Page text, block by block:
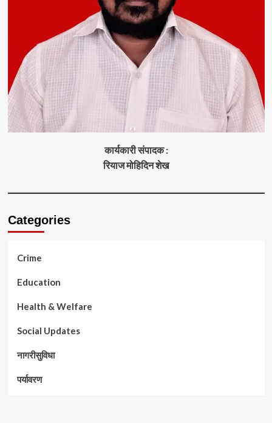
कार्यकारी संपादक :
रियाज मोहिदिन शेख
Categories
Crime
Education
Health & Welfare
Social Updates
नागरीसुविधा
पर्यावरण